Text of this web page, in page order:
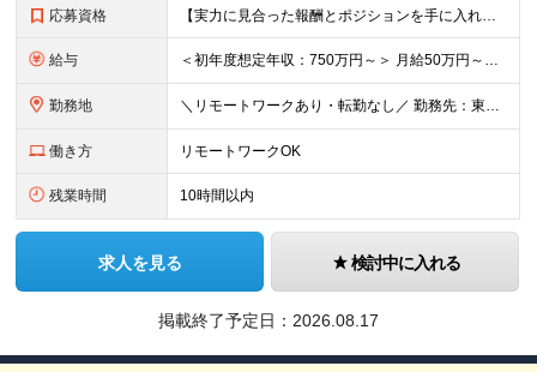
応募資格 【実力に見合った報酬とポジションを手に入れたい方】 ●システム開発の実務経験（目安：8年以上） ●プロジェクトリーダーやチームマネジメントの経験（目安：2年以上） ※学歴不問 ★こんな方にピッタリで
給与 ＜初年度想定年収：750万円～＞ 月給50万円～＋諸手当＋決算賞与＋寸志の計2回 ※経験・スキルを考慮し決定します。 ※固定残業代（30時間分／9.5万円～）を含みます。超過分は別途支給します。 ※試
勤務地 ＼リモートワークあり・転勤なし／ 勤務先：東京都23区、神奈川県、千葉県、埼玉県の各プロジェクト先 ※リモートワーク可能ですが案件により変更の場合がございます。 ■本社 東京都豊島区南池袋1-16-
働き方 リモートワークOK
残業時間 10時間以内
求人を見る 検討中に入れる
掲載終了予定日： 2026.08.17